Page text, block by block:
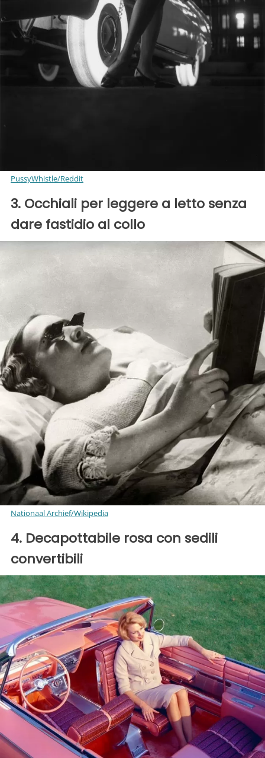
PussyWhistle/Reddit
3. Occhiali per leggere a letto senza
dare fastidio al collo
Nationaal Archief/Wikipedia
4. Decapottabile rosa con sedili
convertibili